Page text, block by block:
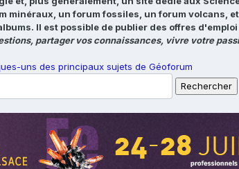
un forum fossiles, un forum volcans,
Il est possible de publier des offres
partager vos connaissances, vivre votre
uns des principaux sujets de Géoforum